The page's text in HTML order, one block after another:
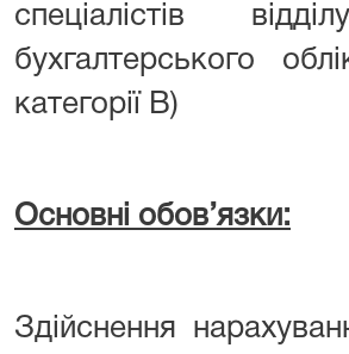
спеціалістів
бухгалтерського
категорії В)
Основні обов’язки:
Здійснення